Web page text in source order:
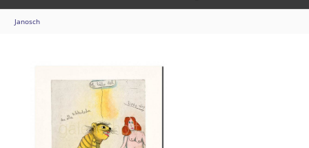
Janosch